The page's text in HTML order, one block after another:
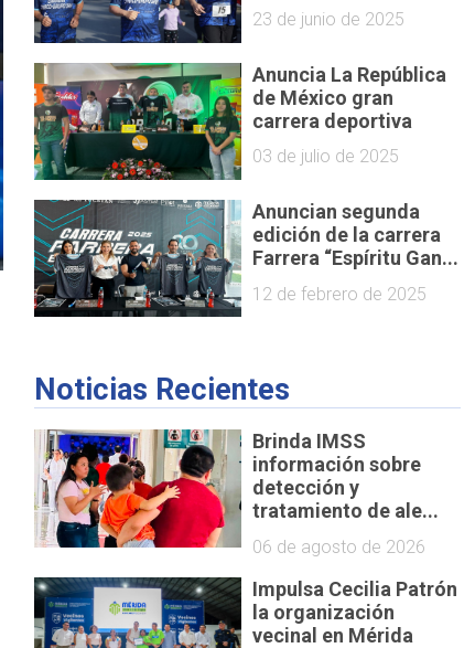
23 de junio de 2025
Anuncia La República
de México gran
carrera deportiva
03 de julio de 2025
Anuncian segunda
edición de la carrera
Farrera “Espíritu Gan...
12 de febrero de 2025
Noticias Recientes
Brinda IMSS
información sobre
detección y
tratamiento de ale...
06 de agosto de 2026
Impulsa Cecilia Patrón
la organización
vecinal en Mérida